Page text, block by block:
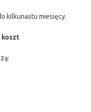
kilkunastu miesięcy.
koszt